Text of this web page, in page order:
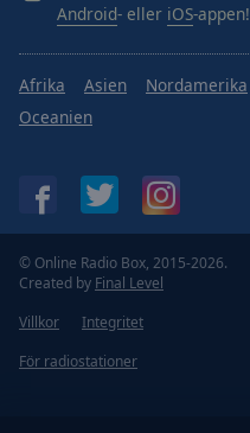
Android- eller iOS-appen!
Afrika Asien Nordamerika
Oceanien
© Online Radio Box, 2015-2026.
Created by Final Level
Villkor
Integritet
För radiostationer